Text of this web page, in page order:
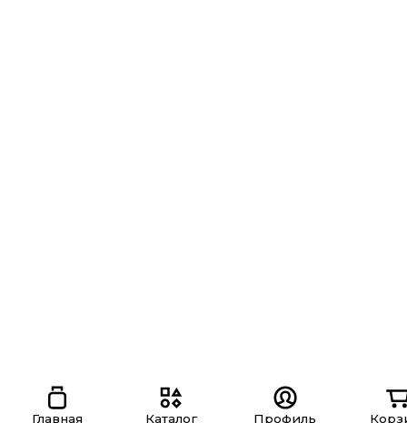
Главная Каталог Профиль